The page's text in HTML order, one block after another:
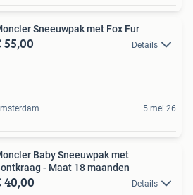
Sneeuwpak met Fox Fur
55,00 Details
5 mei 26
Baby Sneeuwpak met
- Maat 18 maanden
40,00 Details